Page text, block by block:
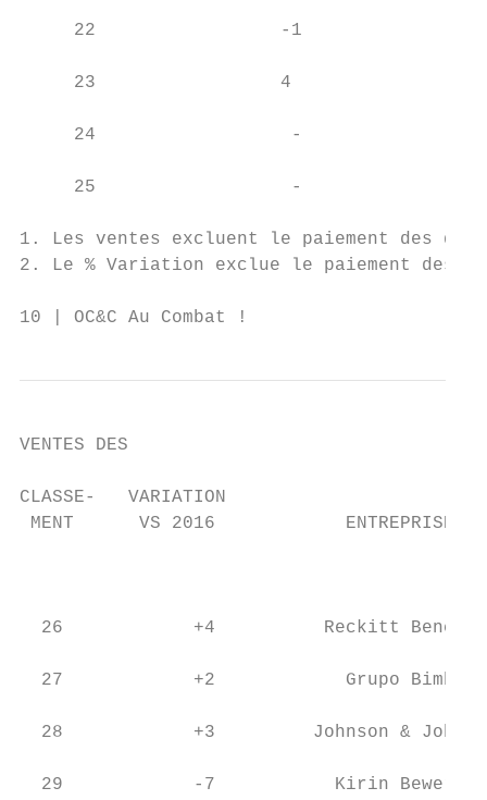
22                 -1
23                 4
24                  -
25                  -
1. Les ventes excluent le paiement des
2. Le % Variation exclue le paiement des
10 | OC&C Au Combat !
VENTES DES
CLASSE-   VARIATION
MENT      VS 2016            ENTREPRISE
26            +4          Reckitt
27            +2            Grupo Bimbo
28            +3         Johnson &
29            -7           Kirin